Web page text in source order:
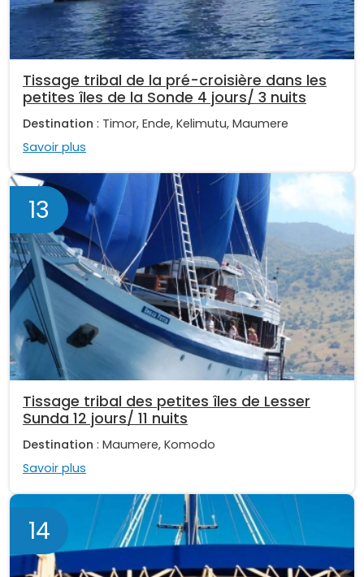
Tissage tribal de la pré-croisière dans les
petites îles de la Sonde 4 jours/ 3 nuits
Destination : Timor, Ende, Kelimutu, Maumere
Savoir plus
13
Tissage tribal des petites îles de Lesser
Sunda 12 jours/ 11 nuits
Destination : Maumere, Komodo
Savoir plus
14